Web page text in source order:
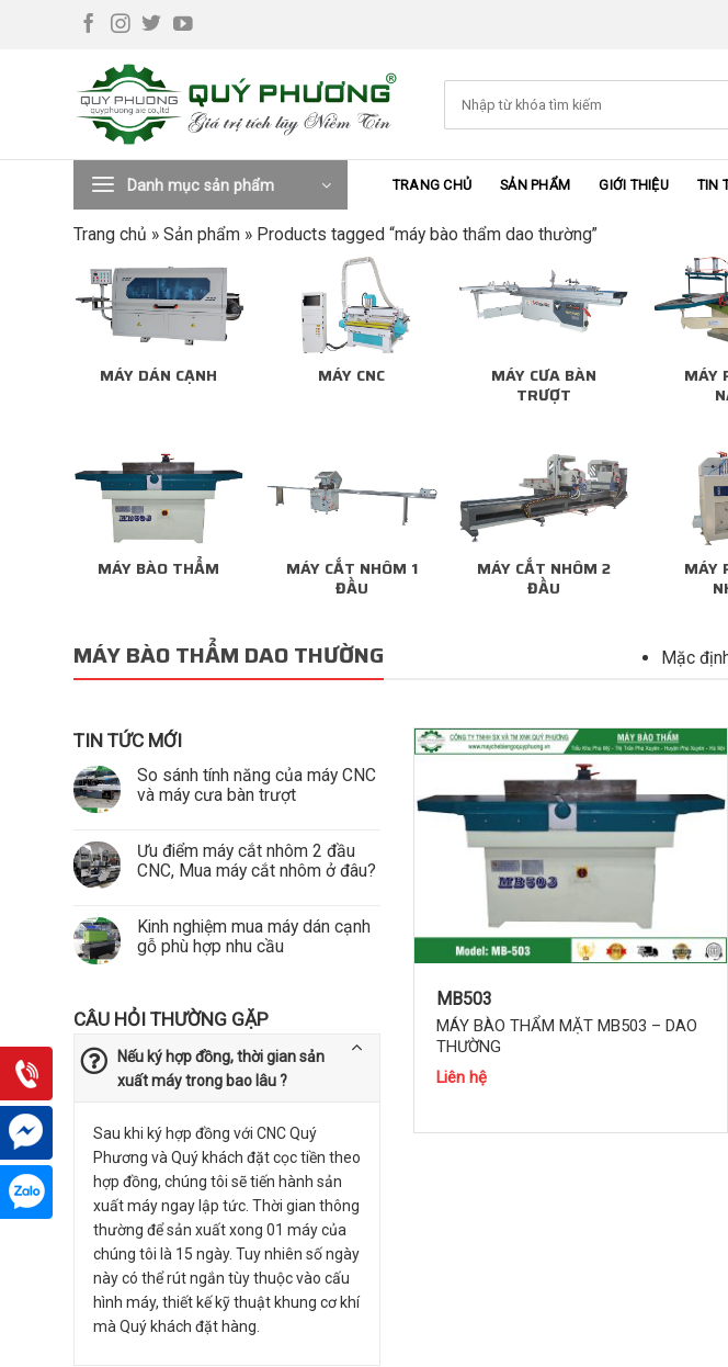
Danh mục sản phẩm TRANG CHỦ SẢN PHẨM GIỚI THIỆU TIN
Trang chủ » Sản phẩm » Products tagged “máy bào thẩm dao thường”
MÁY DÁN CẠNH MÁY CNC
MÁY CƯA BÀN
TRƯỢT
MÁY
MÁY BÀO THẨM
MÁY CẮT NHÔM 1
ĐẦU
MÁY CẮT NHÔM 2
ĐẦU
MÁY
MÁY BÀO THẨM DAO THƯỜNG Mặc
TIN TỨC MỚI
So sánh tính năng của máy CNC
và máy cưa bàn trượt
Ưu điểm máy cắt nhôm 2 đầu
CNC, Mua máy cắt nhôm ở đâu?
Kinh nghiệm mua máy dán cạnh
gỗ phù hợp nhu cầu
CÂU HỎI THƯỜNG GẶP
Nếu ký hợp đồng, thời gian sản
xuất máy trong bao lâu ?
Sau khi ký hợp đồng với CNC Quý
Phương và Quý khách đặt cọc tiền theo
hợp đồng, chúng tôi sẽ tiến hành sản
xuất máy ngay lập tức. Thời gian thông
thường để sản xuất xong 01 máy của
chúng tôi là 15 ngày. Tuy nhiên số ngày
này có thể rút ngắn tùy thuộc vào cấu
hình máy, thiết kế kỹ thuật khung cơ khí
mà Quý khách đặt hàng.
MB503
MÁY BÀO THẨM MẶT MB503 – DAO
THƯỜNG
Liên hệ